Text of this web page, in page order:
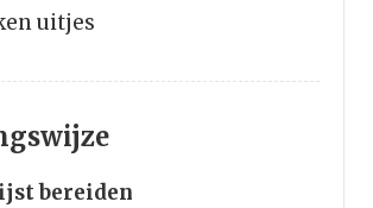
uitjes
bereiden